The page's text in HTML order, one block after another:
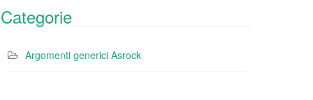
Categorie
Argomenti generici Asrock